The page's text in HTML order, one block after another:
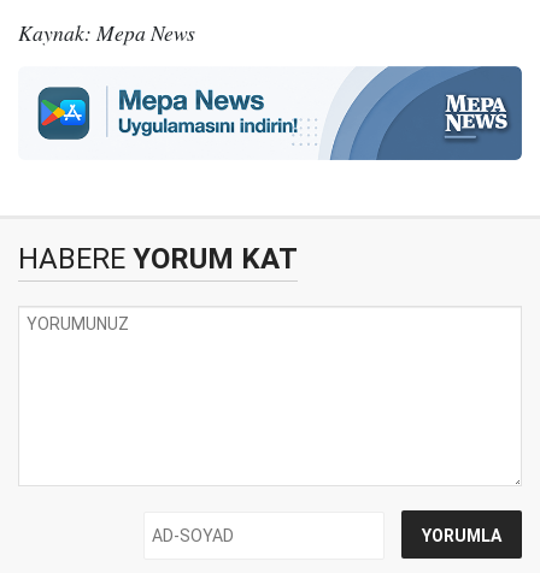
Kaynak: Mepa News
HABERE YORUM KAT